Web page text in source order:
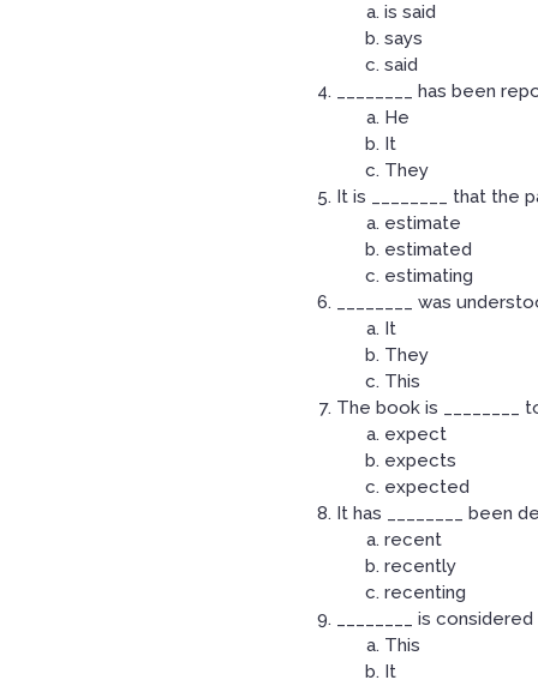
is said
says
said
________ has been
He
It
They
It is ________ that the
estimate
estimated
estimating
________ was
It
They
This
The book is ________
expect
expects
expected
It has ________ been
recent
recently
recenting
________ is
This
It